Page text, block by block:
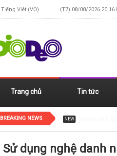
Tiếng Việt (VO) (T7) 08/08/2026 20:16
Trang chủ Tin tức
BREAKING NEWS NEW
Sử dụng nghệ danh